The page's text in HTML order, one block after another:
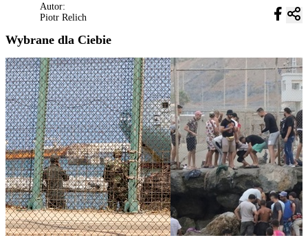
Autor:
Piotr Relich
Wybrane dla Ciebie